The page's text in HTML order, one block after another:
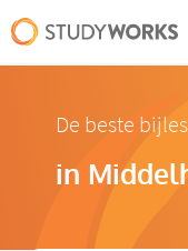
De beste
in